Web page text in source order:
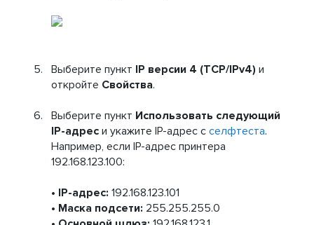
Выберите пункт IP версии 4 (TCP/IPv4) и
откройте Свойства.
Выберите пункт Использовать следующий
IP-адрес и укажите IP-адрес с селфтеста.
Например, если IP-адрес принтера
192.168.123.100:
• IP-адрес: 192.168.123.101
• Маска подсети: 255.255.255.0